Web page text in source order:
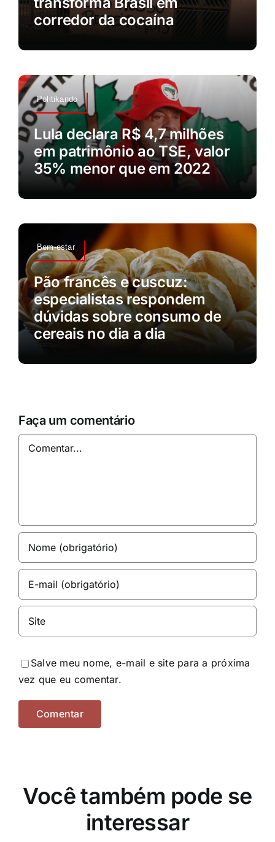
corredor da cocaína
Politikando
Lula declara R$ 4,7 milhões
em patrimônio ao TSE, valor
35% menor que em 2022
Bem-estar
Pão francês e cuscuz:
especialistas respondem
dúvidas sobre consumo de
cereais no dia a dia
Faça um comentário
Comentar
Salve meu nome, e-mail e site para a próxima
vez que eu comentar.
Você também pode se
interessar